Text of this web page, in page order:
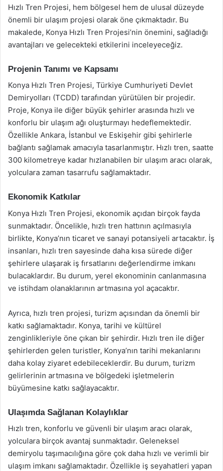
Hızlı Tren Projesi, hem bölgesel hem de ulusal düzeyde
önemli bir ulaşım projesi olarak öne çıkmaktadır. Bu
makalede, Konya Hızlı Tren Projesi’nin önemini, sağladığı
avantajları ve gelecekteki etkilerini inceleyeceğiz.
Projenin Tanımı ve Kapsamı
Konya Hızlı Tren Projesi, Türkiye Cumhuriyeti Devlet
Demiryolları (TCDD) tarafından yürütülen bir projedir.
Proje, Konya ile diğer büyük şehirler arasında hızlı ve
konforlu bir ulaşım ağı oluşturmayı hedeflemektedir.
Özellikle Ankara, İstanbul ve Eskişehir gibi şehirlerle
bağlantı sağlamak amacıyla tasarlanmıştır. Hızlı tren, saatte
300 kilometreye kadar hızlanabilen bir ulaşım aracı olarak,
yolculara zaman tasarrufu sağlamaktadır.
Ekonomik Katkılar
Konya Hızlı Tren Projesi, ekonomik açıdan birçok fayda
sunmaktadır. Öncelikle, hızlı tren hattının açılmasıyla
birlikte, Konya’nın ticaret ve sanayi potansiyeli artacaktır. İş
insanları, hızlı tren sayesinde daha kısa sürede diğer
şehirlere ulaşarak iş fırsatlarını değerlendirme imkanı
bulacaklardır. Bu durum, yerel ekonominin canlanmasına
ve istihdam olanaklarının artmasına yol açacaktır.
Ayrıca, hızlı tren projesi, turizm açısından da önemli bir
katkı sağlamaktadır. Konya, tarihi ve kültürel
zenginlikleriyle öne çıkan bir şehirdir. Hızlı tren ile diğer
şehirlerden gelen turistler, Konya’nın tarihi mekanlarını
daha kolay ziyaret edebileceklerdir. Bu durum, turizm
gelirlerinin artmasına ve bölgedeki işletmelerin
büyümesine katkı sağlayacaktır.
Ulaşımda Sağlanan Kolaylıklar
Hızlı tren, konforlu ve güvenli bir ulaşım aracı olarak,
yolculara birçok avantaj sunmaktadır. Geleneksel
demiryolu taşımacılığına göre çok daha hızlı ve verimli bir
ulaşım imkanı sağlamaktadır. Özellikle iş seyahatleri yapan